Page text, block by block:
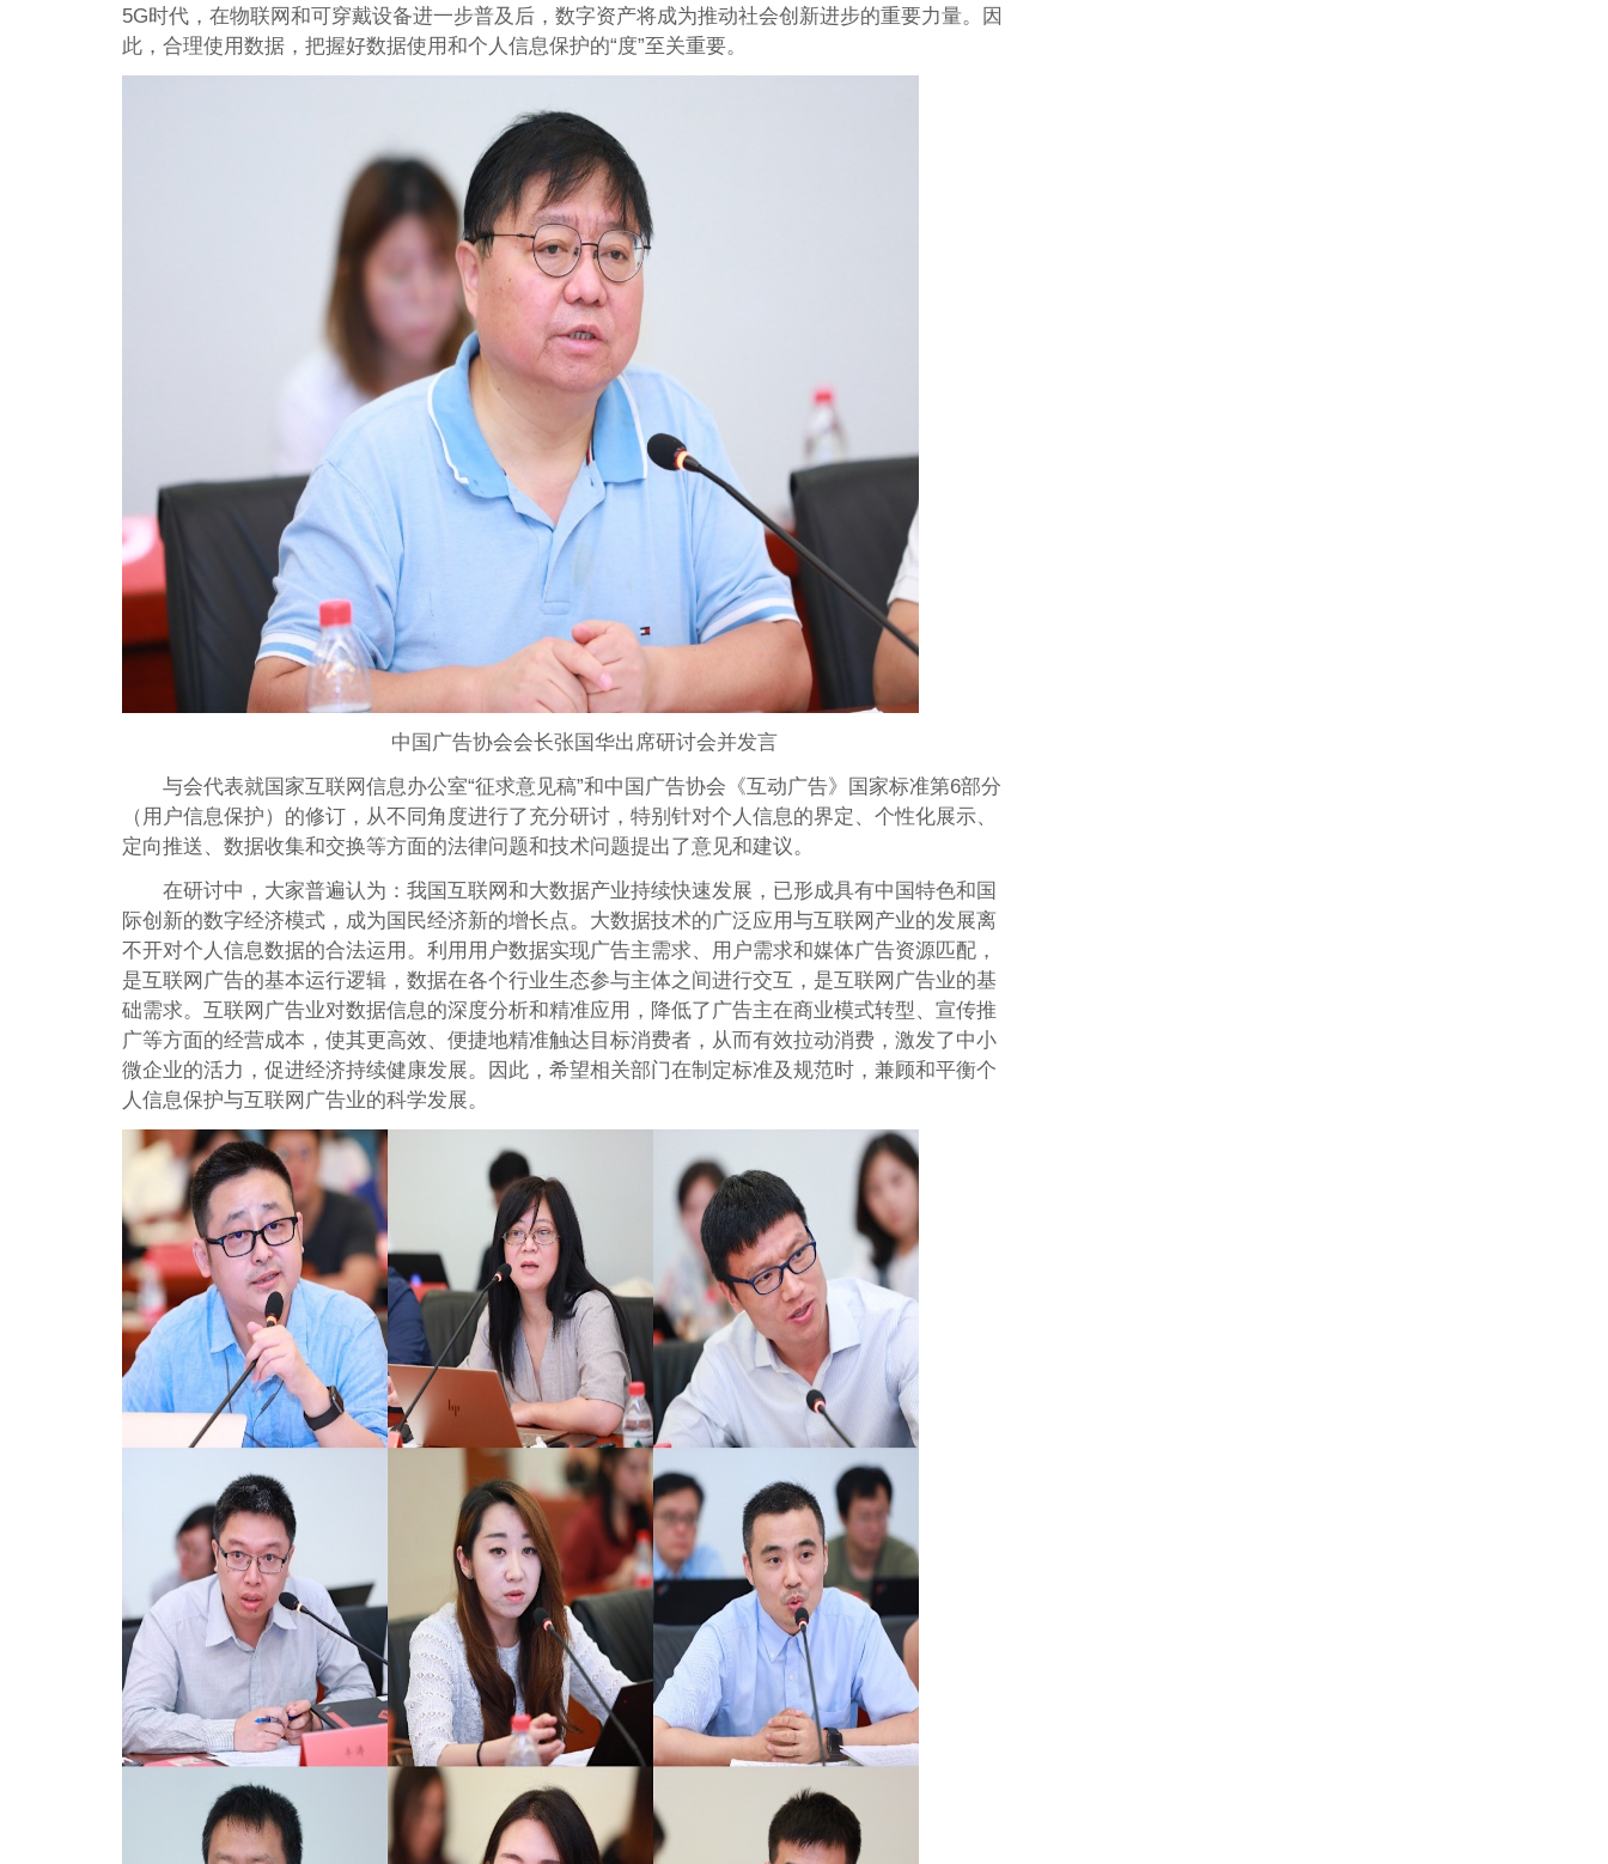
5G时代，在物联网和可穿戴设备进一步普及后，数字资产将成为推动社会创新进步的重要力量。因
此，合理使用数据，把握好数据使用和个人信息保护的“度”至关重要。
中国广告协会会长张国华出席研讨会并发言
与会代表就国家互联网信息办公室“征求意见稿”和中国广告协会《互动广告》国家标准第6部分
（用户信息保护）的修订，从不同角度进行了充分研讨，特别针对个人信息的界定、个性化展示、
定向推送、数据收集和交换等方面的法律问题和技术问题提出了意见和建议。
在研讨中，大家普遍认为：我国互联网和大数据产业持续快速发展，已形成具有中国特色和国
际创新的数字经济模式，成为国民经济新的增长点。大数据技术的广泛应用与互联网产业的发展离
不开对个人信息数据的合法运用。利用用户数据实现广告主需求、用户需求和媒体广告资源匹配，
是互联网广告的基本运行逻辑，数据在各个行业生态参与主体之间进行交互，是互联网广告业的基
础需求。互联网广告业对数据信息的深度分析和精准应用，降低了广告主在商业模式转型、宣传推
广等方面的经营成本，使其更高效、便捷地精准触达目标消费者，从而有效拉动消费，激发了中小
微企业的活力，促进经济持续健康发展。因此，希望相关部门在制定标准及规范时，兼顾和平衡个
人信息保护与互联网广告业的科学发展。